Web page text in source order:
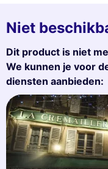
Niet
Dit product is niet
We kunnen je voor
diensten aanbieden: